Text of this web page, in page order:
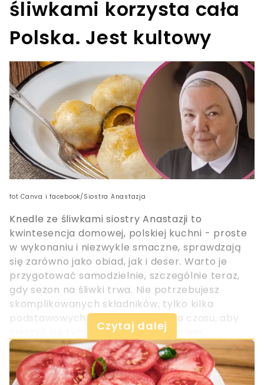
śliwkami korzysta cała
Polska. Jest kultowy
fot Canva i facebook/Siostra Anastazja
Knedle ze śliwkami siostry Anastazji to
kwintesencja domowej, polskiej kuchni - proste
w wykonaniu i niezwykle smaczne, sprawdzają
się zarówno jako obiad, jak i deser. Warto je
przygotować samodzielnie, szczególnie teraz,
gdy sezon na śliwki trwa. Nie potrzebujesz
skomplikowanych składników, tylko kilka
podstawowych produktów i chwila czasu, aby
cieszyć się tym nostalgicznym daniem.
Czytaj dalej